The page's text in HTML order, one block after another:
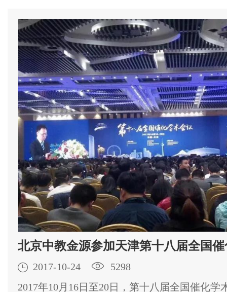
北京中教金源参加天津第十八届全国
 2017-10-24 
5298
2017年10月16日至20日，第十八届全国催化学